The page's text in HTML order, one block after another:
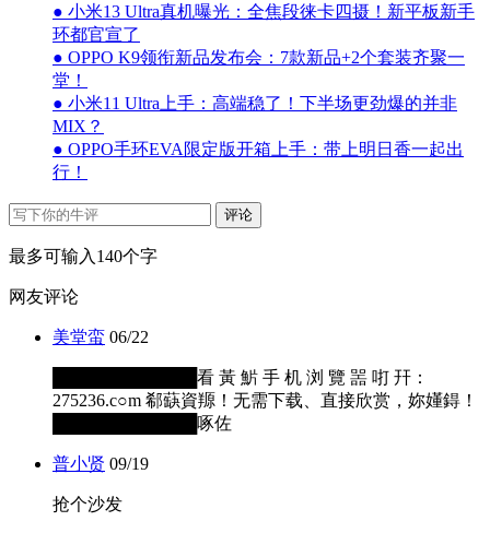
● 小米13 Ultra真机曝光：全焦段徕卡四摄！新平板新手
环都官宣了
● OPPO K9领衔新品发布会：7款新品+2个套装齐聚一
堂！
● 小米11 Ultra上手：高端稳了！下半场更劲爆的并非
MIX？
● OPPO手环EVA限定版开箱上手：带上明日香一起出
行！
评论
最多可输入140个字
网友评论
美堂蛮 06/22
████████████看 黃 魸 手 机 浏 覽 噐 咑 幵：
275236.c○m 郗蒛資羱！无需下载、直接欣赏，妳嬞鍀！
████████████啄佐
普小贤 09/19
抢个沙发